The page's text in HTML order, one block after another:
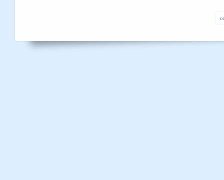
‹‹